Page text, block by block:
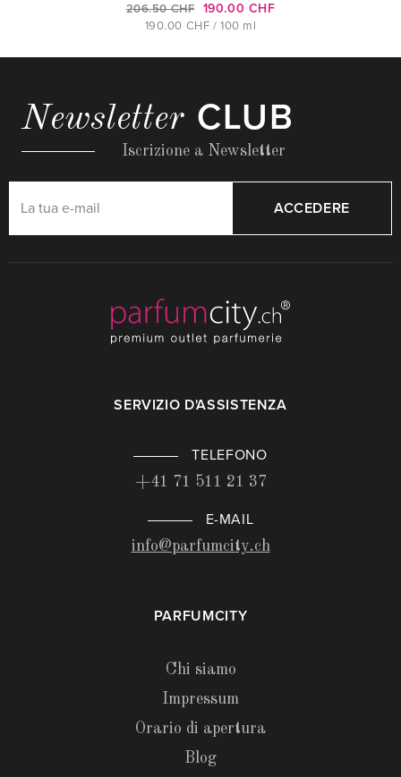
206.50 CHF 190.00 CHF
190.00 CHF / 100 ml
Newsletter CLUB
Iscrizione a Newsletter
ACCEDERE
SERVIZIO D'ASSISTENZA
TELEFONO
+41 71 511 21 37
E-MAIL
info@parfumcity.ch
PARFUMCITY
Chi siamo
Impressum
Orario di apertura
Blog